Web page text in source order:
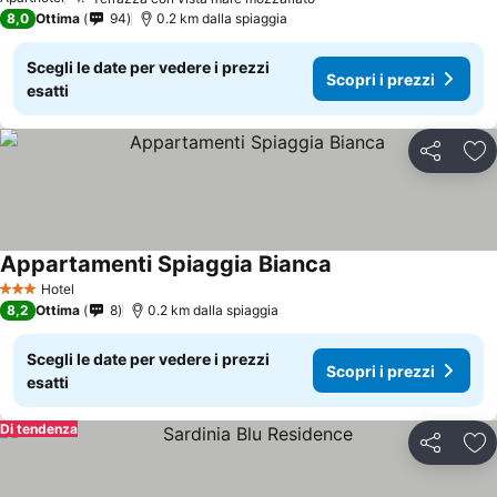
8,0 Ottima 94 0.2 km dalla spiaggia
Scegli le date per vedere i prezzi
esatti
Scopri i prezzi
Condividi
3 StelleHotel
Appartamenti Spiaggia Bianca
8,2 Ottima 8 0.2 km dalla spiaggia
Scegli le date per vedere i prezzi
esatti
Scopri i prezzi
Condividi
Di tendenza